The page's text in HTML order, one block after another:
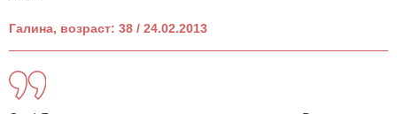
Галина, возраст: 38 / 24.02.2013